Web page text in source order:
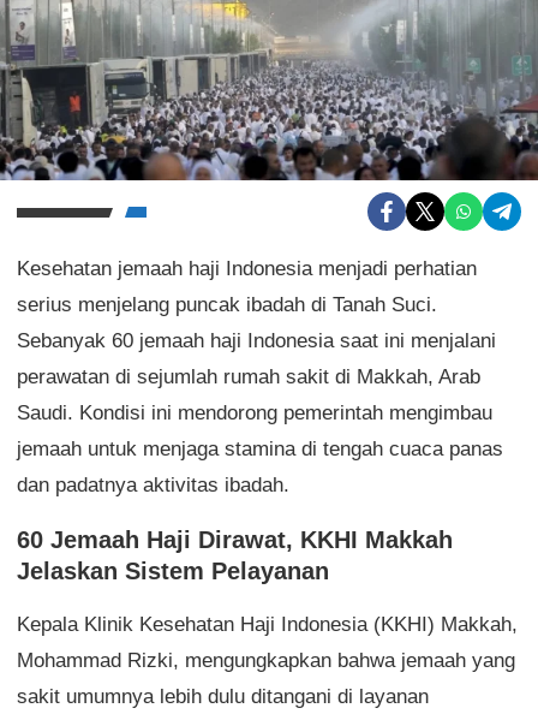
Kesehatan jemaah haji Indonesia menjadi perhatian
serius menjelang puncak ibadah di Tanah Suci.
Sebanyak 60 jemaah haji Indonesia saat ini menjalani
perawatan di sejumlah rumah sakit di Makkah, Arab
Saudi. Kondisi ini mendorong pemerintah mengimbau
jemaah untuk menjaga stamina di tengah cuaca panas
dan padatnya aktivitas ibadah.
60 Jemaah Haji Dirawat, KKHI Makkah
Jelaskan Sistem Pelayanan
Kepala Klinik Kesehatan Haji Indonesia (KKHI) Makkah,
Mohammad Rizki, mengungkapkan bahwa jemaah yang
sakit umumnya lebih dulu ditangani di layanan